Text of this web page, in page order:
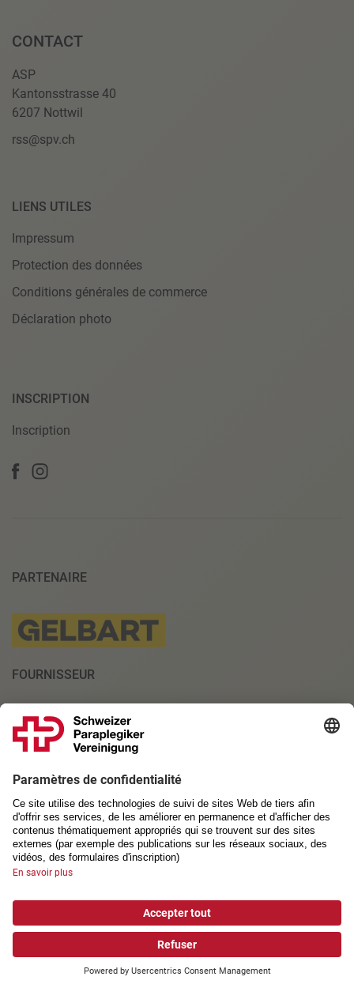
CONTACT
ASP
Kantonsstrasse 40
6207 Nottwil
rss@spv.ch
LIENS UTILES
Impressum
Protection des données
Conditions générales de commerce
Déclaration photo
INSCRIPTION
Inscription
PARTENAIRE
FOURNISSEUR
PARTENAIRES INSTITUTIONNELS